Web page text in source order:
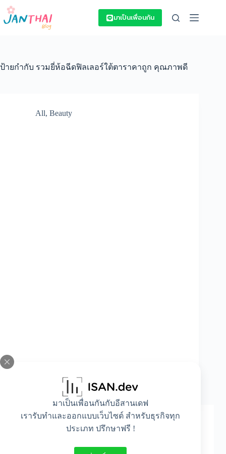
Skip
content
มาเป็นเพื่อนกันกับอีสานเดฟ
เรารับทำและออกแบบเว็บไซต์ สำหรับธุรกิจทุก
ประเภท ปรึกษาฟรี !
มาเป็นเพื่อนกัน
ป้ายกำกับ รวมยี่ห้อฉีดฟิลเลอร์ใต้ตาราคาถูก คุณภาพดี
All, Beauty
ดีบอกต่อ “ยี่ห้อฟิลเลอร์ใต้ตาราคาถูก” มีของ